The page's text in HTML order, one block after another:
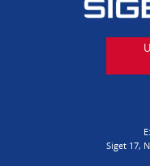
01 6502 230
PROCJENA ŠTETE
E:
Siget 17,